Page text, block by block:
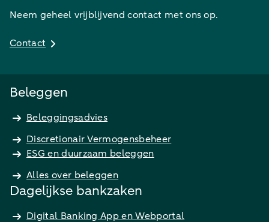
Neem geheel vrijblijvend contact met ons op.
Contact
Beleggen
Beleggingsadvies
Discretionair Vermogensbeheer
ESG en duurzaam beleggen
Alles over beleggen
Dagelijkse bankzaken
Digital Banking App en Webportal